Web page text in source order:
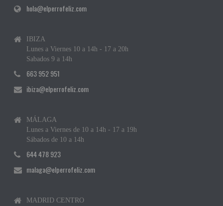
hola@elperrofeliz.com
IBIZA
Lunes a Viernes 10 a 14h - 17 a 20h
Sabados 9 a 14h
663 952 951
ibiza@elperrofeliz.com
MÁLAGA
Lunes a Viernes de 10 a 14h - 17 a 19h
Sábados de 10 a 14h
644 478 923
malaga@elperrofeliz.com
MADRID CENTRO